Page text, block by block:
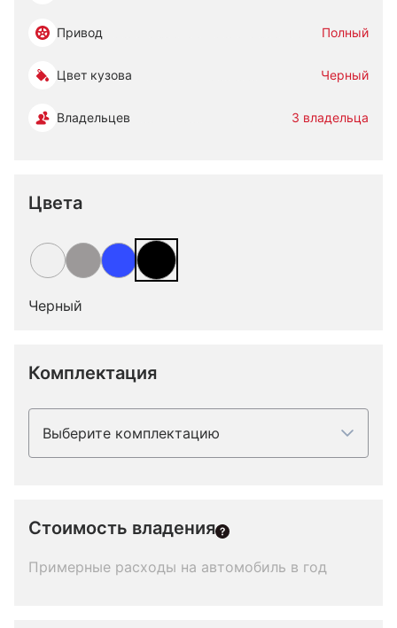
Привод Полный
Цвет кузова Черный
Владельцев 3 владельца
Цвета
Черный
Комплектация
Выберите комплектацию
Стоимость владения
Примерные расходы на автомобиль в год